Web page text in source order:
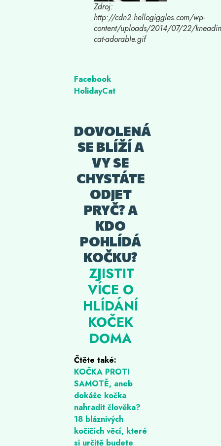
Zdroj:
http://cdn2.hellogiggles.com/wp-
content/uploads/2014/07/22/
cat-adorable.gif
Facebook
HolidayCat
DOVOLENÁ
SE BLÍŽÍ A
VY SE
CHYSTÁTE
ODJET
PRYČ? A
KDO
POHLÍDÁ
KOČKU?
ZJISTIT
VÍCE O
HLÍDÁNÍ
KOČEK
DOMA
Čtěte také:
KOČKA PROTI
SAMOTĚ, aneb
dokáže kočka
nahradit člověka?
18 bláznivých
kočičích věcí, které
si určitě budete